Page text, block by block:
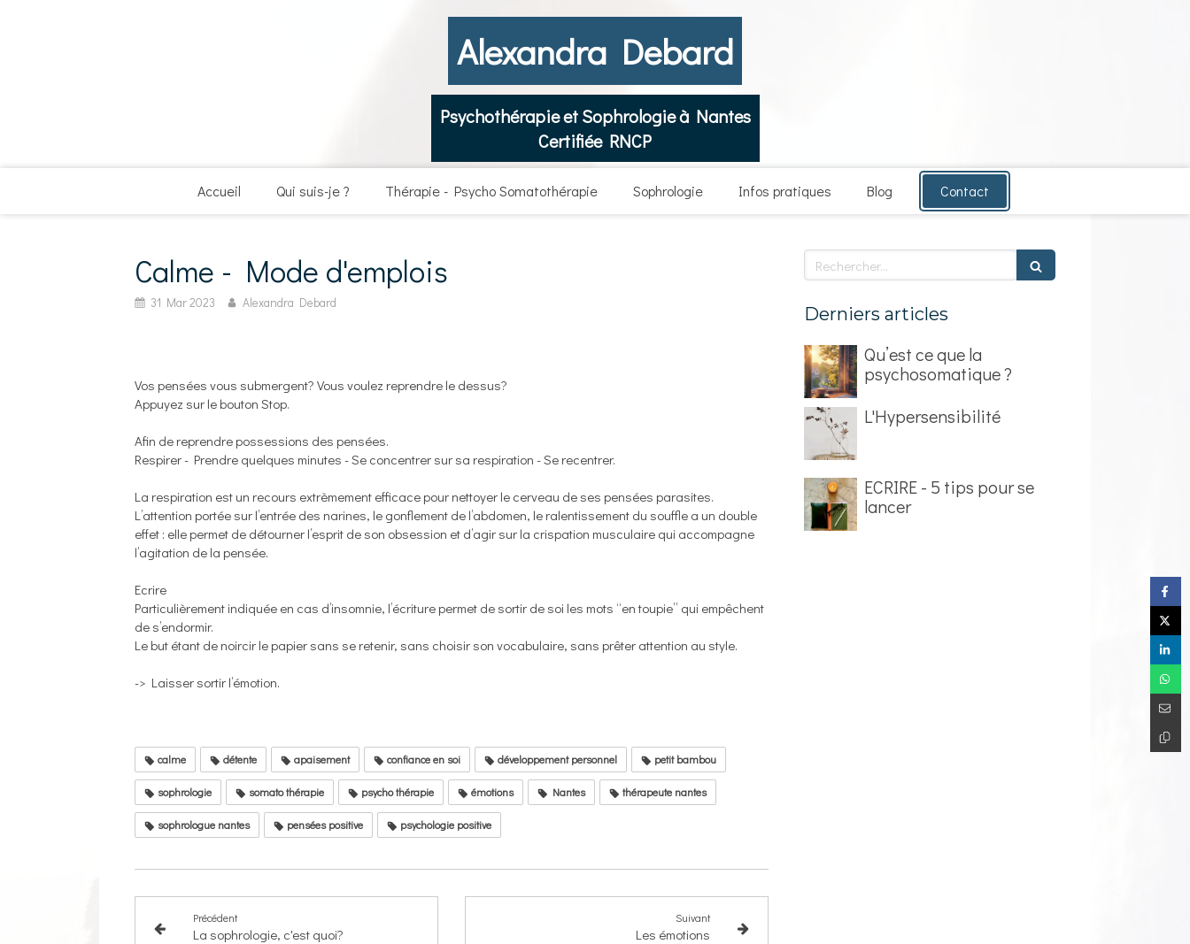
Alexandra Debard
Psychothérapie et Sophrologie à Nantes
Certifiée RNCP
Accueil Qui suis-je ? Thérapie - Psycho Somatothérapie Sophrologie Infos pratiques Blog Contact
Calme - Mode d'emplois
31 Mar 2023 Alexandra Debard
Vos pensées vous submergent? Vous voulez reprendre le dessus?
Appuyez sur le bouton Stop.
Afin de reprendre possessions des pensées.
Respirer - Prendre quelques minutes - Se concentrer sur sa respiration - Se recentrer.
La respiration est un recours extrèmement efficace pour nettoyer le cerveau de ses pensées parasites.
L’attention portée sur l’entrée des narines, le gonflement de l’abdomen, le ralentissement du souffle a un double
effet : elle permet de détourner l’esprit de son obsession et d’agir sur la crispation musculaire qui accompagne
l’agitation de la pensée.
Ecrire
Particulièrement indiquée en cas d’insomnie, l’écriture permet de sortir de soi les mots “en toupie” qui empêchent
de s’endormir.
Le but étant de noircir le papier sans se retenir, sans choisir son vocabulaire, sans prêter attention au style.
-> Laisser sortir l’émotion.
calme détente apaisement confiance en soi développement personnel petit bambou
sophrologie somato thérapie psycho thérapie émotions Nantes thérapeute nantes
sophrologue nantes pensées positive psychologie positive
Précédent
La sophrologie, c'est quoi?
Suivant
Les émotions
Rechercher
Derniers articles
Qu’est ce que la
psychosomatique ?
L'Hypersensibilité
ECRIRE - 5 tips pour se
lancer